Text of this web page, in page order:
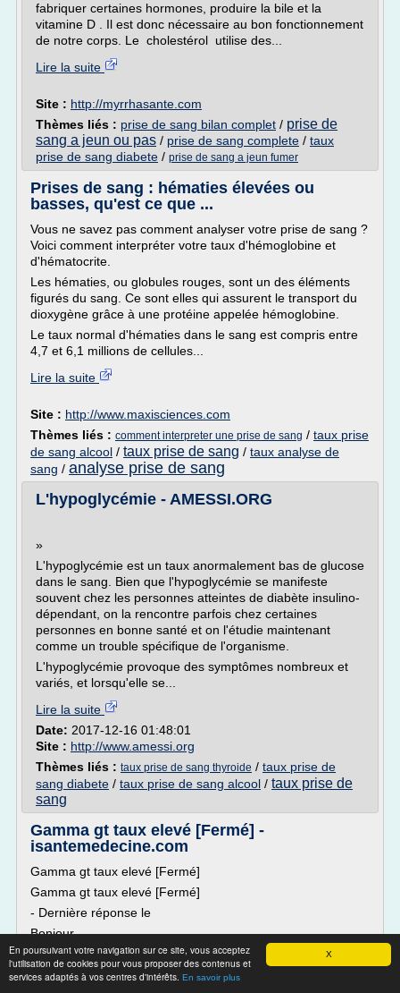
X
En poursuivant votre navigation sur ce site, vous acceptez
l'utilisation de cookies pour vous proposer des contenus et
services adaptés à vos centres d'intérêts. En savoir plus
fabriquer certaines hormones, produire la bile et la
vitamine D . Il est donc nécessaire au bon fonctionnement
de notre corps. Le cholestérol utilise des...
Lire la suite
Site : http://myrrhasante.com
Thèmes liés : prise de sang bilan complet / prise de
sang a jeun ou pas / prise de sang complete / taux
prise de sang diabete / prise de sang a jeun fumer
Prises de sang : hématies élevées ou
basses, qu'est ce que ...
Vous ne savez pas comment analyser votre prise de sang ?
Voici comment interpréter votre taux d'hémoglobine et
d'hématocrite.
Les hématies, ou globules rouges, sont un des éléments
figurés du sang. Ce sont elles qui assurent le transport du
dioxygène grâce à une protéine appelée hémoglobine.
Le taux normal d'hématies dans le sang est compris entre
4,7 et 6,1 millions de cellules...
Lire la suite
Site : http://www.maxisciences.com
Thèmes liés : comment interpreter une prise de sang / taux prise
de sang alcool / taux prise de sang / taux analyse de
sang / analyse prise de sang
L'hypoglycémie - AMESSI.ORG
»
L'hypoglycémie est un taux anormalement bas de glucose
dans le sang. Bien que l'hypoglycémie se manifeste
souvent chez les personnes atteintes de diabète insulino-
dépendant, on la rencontre parfois chez certaines
personnes en bonne santé et on l'étudie maintenant
comme un trouble spécifique de l'organisme.
L'hypoglycémie provoque des symptômes nombreux et
variés, et lorsqu'elle se...
Lire la suite
Date: 2017-12-16 01:48:01
Site : http://www.amessi.org
Thèmes liés : taux prise de sang thyroide / taux prise de
sang diabete / taux prise de sang alcool / taux prise de
sang
Gamma gt taux elevé [Fermé] -
isantemedecine.com
Gamma gt taux elevé [Fermé]
Gamma gt taux elevé [Fermé]
- Dernière réponse le
Bonjour,
voila suite a une prise de sang standard le medecin du
laborotoire me dis de moi boire car mon taux de gamma gt
etait elevé 102mg environ alors que je ne dois pas d alcool